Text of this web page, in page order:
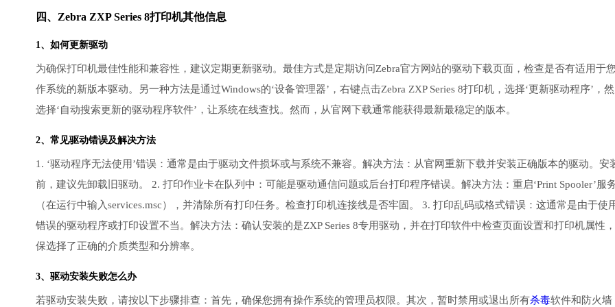
四、Zebra ZXP Series 8打印机其他信息
1、如何更新驱动
为确保打印机最佳性能和兼容性，建议定期更新驱动。最佳方式是定期访问Zebra官方网站的驱动下载页面，检查是否有适用于
作系统的新版本驱动。另一种方法是通过Windows的‘设备管理器’，右键点击Zebra ZXP Series 8打印机，选择‘更新驱动程序’，
选择‘自动搜索更新的驱动程序软件’，让系统在线查找。然而，从官网下载通常能获得最新最稳定的版本。
2、常见驱动错误及解决方法
1. ‘驱动程序无法使用’错误：通常是由于驱动文件损坏或与系统不兼容。解决方法：从官网重新下载并安装正确版本的驱动。安
前，建议先卸载旧驱动。 2. 打印作业卡在队列中：可能是驱动通信问题或后台打印程序错误。解决方法：重启‘Print Spooler’服
（在运行中输入services.msc），并清除所有打印任务。检查打印机连接线是否牢固。 3. 打印乱码或格式错误：这通常是由于使
错误的驱动程序或打印设置不当。解决方法：确认安装的是ZXP Series 8专用驱动，并在打印软件中检查页面设置和打印机属性
保选择了正确的介质类型和分辨率。
3、 驱动安装失败怎么办
若驱动安装失败，请按以下步骤排查：首先，确保您拥有操作系统的管理员权限。其次，暂时禁用或退出所有杀毒软件和防火墙